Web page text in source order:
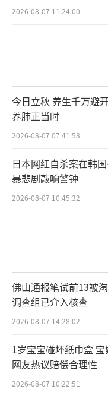
2026-08-07 11:24:00
今日立秋 养生千万避
养肺正当时
2026-08-07 07:41:58
日本网红自杀案在韩
暴悲剧敲响警钟
2026-08-07 10:45:32
佛山通报笔试前13被
调查组已介入核查
2026-08-07 14:28:02
1岁宝宝碰坏纸巾盒
网友热议赔偿合理性
2026-08-07 10:22:51